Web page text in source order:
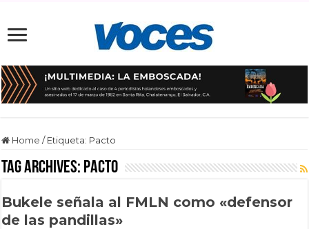
Home / Etiqueta: Pacto
Tag Archives: Pacto
Bukele señala al FMLN como «defensor
de las pandillas»